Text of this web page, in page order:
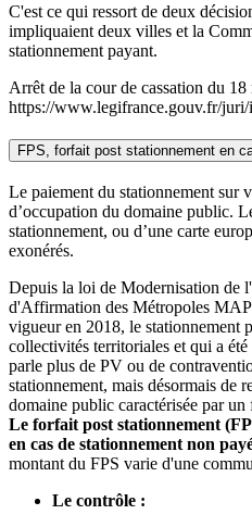
C'est ce qui ressort de deux
impliquaient deux villes et la
stationnement payant.
Arrêt de la cour de cassation du
https://www.legifrance.gouv.fr/
FPS, forfait post stationnement en
Le paiement du stationnement sur
d’occupation du domaine public.
stationnement, ou d’une carte
exonérés.
Depuis la loi de Modernisation de
d'Affirmation des Métropoles
vigueur en 2018, le stationnement
collectivités territoriales et qui a
parle plus de PV ou de
stationnement, mais désormais de
domaine public caractérisée par
Le forfait post stationnement
en cas de stationnement non
montant du FPS varie d'une
Le contrôle :